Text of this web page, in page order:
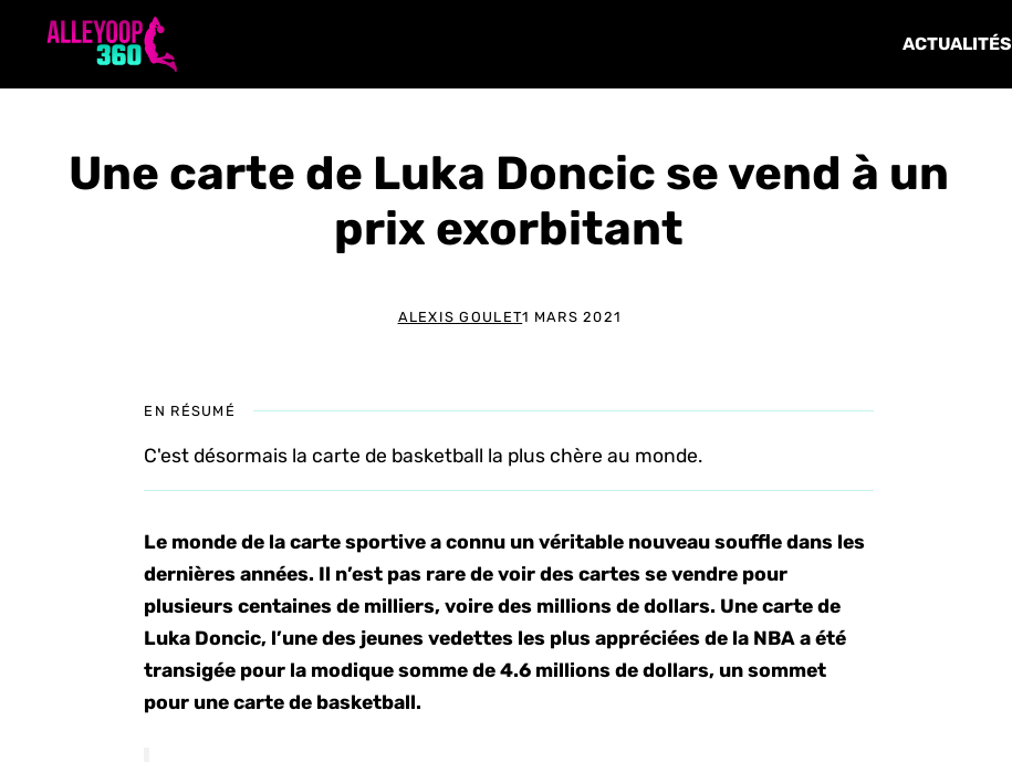
ACTUALITÉS
Une carte de Luka Doncic se vend à un
prix exorbitant
ALEXIS GOULET1 MARS 2021
EN RÉSUMÉ
C'est désormais la carte de basketball la plus chère au monde.
Le monde de la carte sportive a connu un véritable nouveau souffle dans les
dernières années. Il n’est pas rare de voir des cartes se vendre pour
plusieurs centaines de milliers, voire des millions de dollars. Une carte de
Luka Doncic, l’une des jeunes vedettes les plus appréciées de la NBA a été
transigée pour la modique somme de 4.6 millions de dollars, un sommet
pour une carte de basketball.